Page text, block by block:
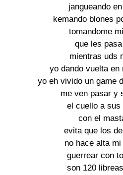
jangueando
kemando blones
tomandome
que les
mientras uds
yo dando vuelta en
yo eh vivido un game
me ven pasar y
el cuello a sus
con el
evita que los
no hace alta
guerrear con
son 120